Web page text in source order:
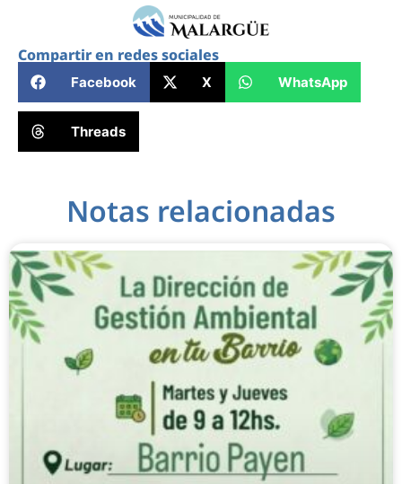
Compartir en redes sociales
Facebook X WhatsApp
Threads
Notas relacionadas